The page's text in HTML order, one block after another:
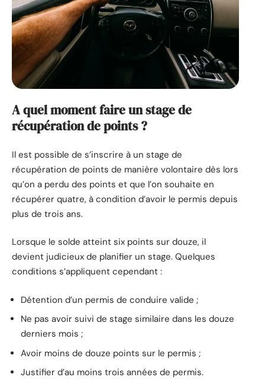
A quel moment faire un stage de
récupération de points ?
Il est possible de s’inscrire à un stage de
récupération de points de manière volontaire dès lors
qu’on a perdu des points et que l’on souhaite en
récupérer quatre, à condition d’avoir le permis depuis
plus de trois ans.
Lorsque le solde atteint six points sur douze, il
devient judicieux de planifier un stage. Quelques
conditions s’appliquent cependant :
Détention d’un permis de conduire valide ;
Ne pas avoir suivi de stage similaire dans les douze
derniers mois ;
Avoir moins de douze points sur le permis ;
Justifier d’au moins trois années de permis.